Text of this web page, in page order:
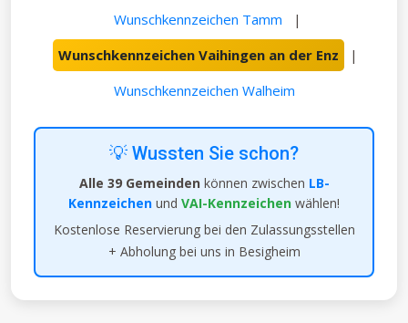
Wunschkennzeichen Tamm
|
Wunschkennzeichen Vaihingen an der Enz
|
Wunschkennzeichen Walheim
💡 Wussten Sie schon?
Alle 39 Gemeindenkönnen zwischen LB-
Kennzeichen und VAI-Kennzeichen wählen!
Kostenlose Reservierung bei den Zulassungsstellen
+ Abholung bei uns in Besigheim